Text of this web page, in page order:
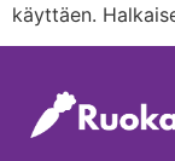
käyttäen.